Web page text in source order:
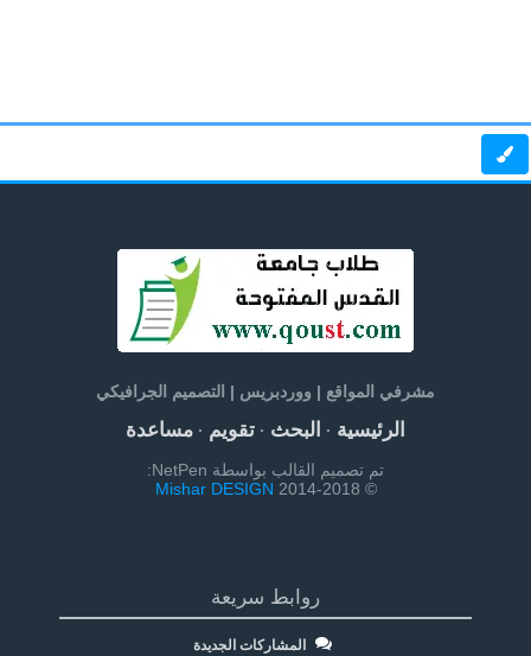
مشرفي المواقع | ووردبريس | التصميم الجرافيكي
الرئيسية· البحث· تقويم· مساعدة
تم تصميم القالب بواسطة NetPen:
© 2014-2018
Mishar DESIGN
روابط سريعة
المشاركات الجديدة